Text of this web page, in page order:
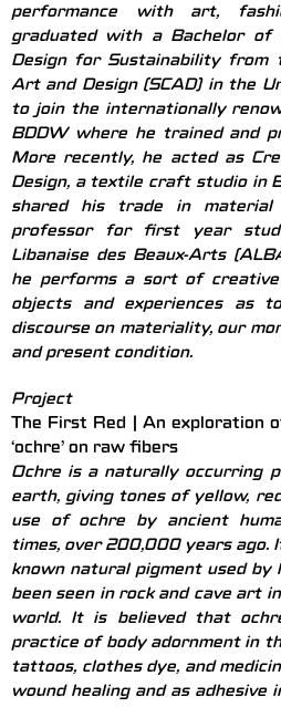
performance with art,
graduated with a Bachelor
Design for Sustainability from
Art and Design (SCAD) in the
to join the internationally
BDDW where he trained and
More recently, he acted as
Design, a textile craft studio in
shared his trade in
professor for first year
Libanaise des Beaux-Arts
he performs a sort of creative
objects and experiences as
discourse on materiality, our
and present condition.
Project
The First Red | An exploration
‘ochre’ on raw fibers
Ochre is a naturally occurring
earth, giving tones of yellow,
use of ochre by ancient
times, over 200,000 years ago.
known natural pigment used by
been seen in rock and cave art
world. It is believed that
practice of body adornment in
tattoos, clothes dye, and
wound healing and as adhesive